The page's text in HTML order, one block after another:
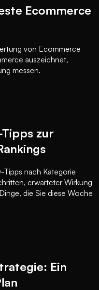
Ecommerce
von Ecommerce
auszeichnet,
messen.
zur
nach Kategorie
erwarteter Wirkung
die Sie diese Woche
Ein